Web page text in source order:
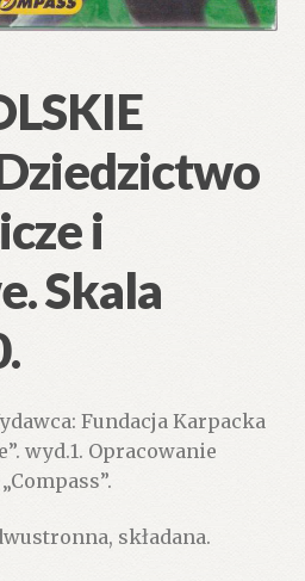
i
Skala
Fundacja Karpacka
wyd.1. Opracowanie
składana.